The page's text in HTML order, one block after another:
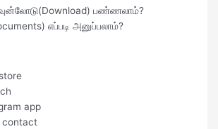
பண்ணலாம்?
எப்படி அனுப்பலாம்?
app
contact